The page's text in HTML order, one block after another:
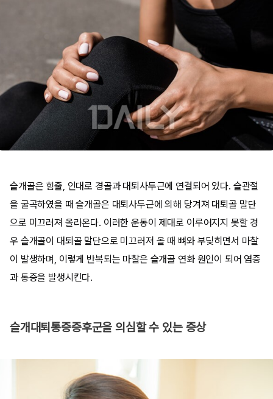
슬개골은 힘줄, 인대로 경골과 대퇴사두근에 연결되어 있다. 슬관절
을 굴곡하였을 때 슬개골은 대퇴사두근에 의해 당겨져 대퇴골 말단
으로 미끄러져 올라온다. 이러한 운동이 제대로 이루어지지 못할 경
우 슬개골이 대퇴골 말단으로 미끄러져 올 때 뼈와 부딪히면서 마찰
이 발생하며, 이렇게 반복되는 마찰은 슬개골 연화 원인이 되어 염증
과 통증을 발생시킨다.
슬개대퇴통증증후군을 의심할 수 있는 증상